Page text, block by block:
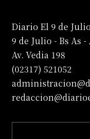
Diario El 9 de Julio
9 de Julio - Bs As
Av. Vedia 198
(02317) 521052